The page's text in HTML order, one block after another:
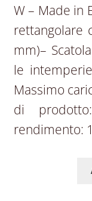
W – Made in
rettangolare
mm)–
le
Massimo
di
rendimento: